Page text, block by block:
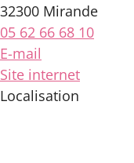
32300 Mirande
05 62 66 68 10
E-mail
Site internet
Localisation